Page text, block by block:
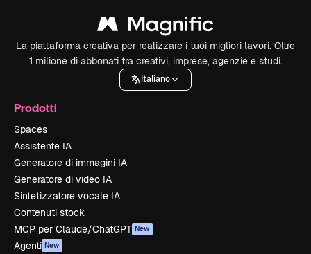
La piattaforma creativa per realizzare i tuoi migliori lavori. Oltre
1 milione di abbonati tra creativi, imprese, agenzie e studi.
Italiano
Prodotti
Spaces
Assistente IA
Generatore di immagini IA
Generatore di video IA
Sintetizzatore vocale IA
Contenuti stock
MCP per Claude/ChatGPT New
Agenti New